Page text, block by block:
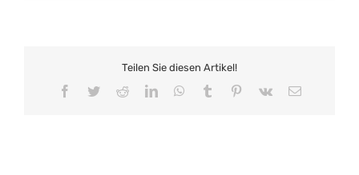
Teilen Sie diesen Artikel!
Facebook
TwitterRedditLinkedInWhatsApp
Tumblr Pinterest
Vk
E-